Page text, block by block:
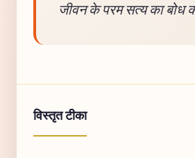
जीवन के परम सत्य का बोध
विस्तृत टीका